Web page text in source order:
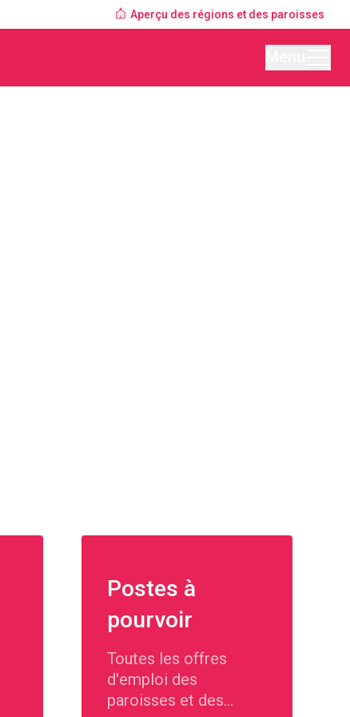
Aperçu des régions et des paroisses
Postes à
pourvoir
Toutes les offres
d'emploi des
paroisses et des